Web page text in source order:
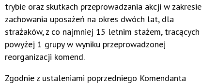
trybie oraz skutkach przeprowadzania akcji w zakresie
zachowania uposażeń na okres dwóch lat, dla
strażaków, z co najmniej 15 letnim stażem, tracących
powyżej 1 grupy w wyniku przeprowadzonej
reorganizacji komend.
Zgodnie z ustaleniami poprzedniego Komendanta